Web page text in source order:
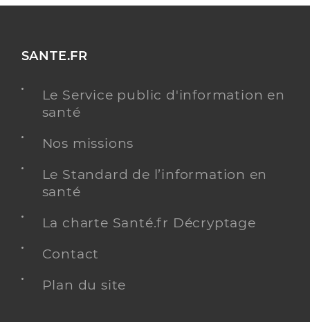
SANTE.FR
Le Service public d'information en
santé
Nos missions
Le Standard de l’information en
santé
La charte Santé.fr Décryptage
Contact
Plan du site